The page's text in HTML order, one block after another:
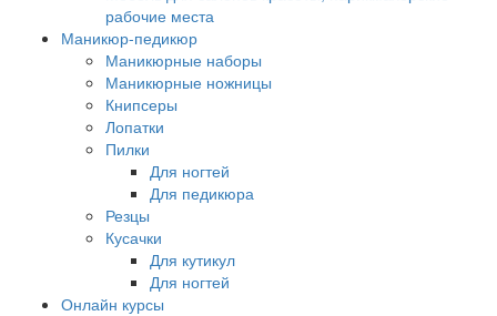
рабочие места
Маникюр-педикюр
Маникюрные наборы
Маникюрные ножницы
Книпсеры
Лопатки
Пилки
Для ногтей
Для педикюра
Резцы
Кусачки
Для кутикул
Для ногтей
Онлайн курсы